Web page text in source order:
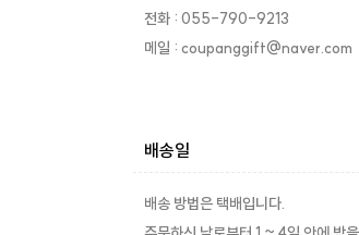
전화 : 055-790-9213
메일 : coupanggift@naver.com
배송일
배송 방법은 택배입니다.